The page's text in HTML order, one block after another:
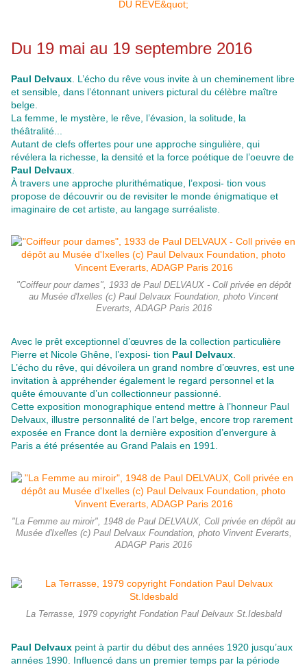
Du 19 mai au 19 septembre 2016
Paul Delvaux . L’écho du rêve vous invite à un cheminement libre
et sensible, dans l’étonnant univers pictural du célèbre maître
belge.
La femme, le mystère, le rêve, l’évasion, la solitude, la
théâtralité...
Autant de clefs offertes pour une approche singulière, qui
révélera la richesse, la densité et la force poétique de l’oeuvre de
Paul Delvaux
À travers une approche plurithématique, l’exposi- tion vous
propose de découvrir ou de revisiter le monde énigmatique et
imaginaire de cet artiste, au langage surréaliste.
"Coiffeur pour dames", 1933 de Paul DELVAUX - Coll privée en dépôt
au Musée d'Ixelles (c) Paul Delvaux Foundation, photo Vincent
Everarts, ADAGP Paris 2016
Avec le prêt exceptionnel d’œuvres de la collection particulière
Pierre et Nicole Ghêne, l’exposi- tion Paul Delvaux
L’écho du rêve, qui dévoilera un grand nombre d’œuvres, est une
invitation à appréhender également le regard personnel et la
quête émouvante d’un collectionneur passionné.
Cette exposition monographique entend mettre à l’honneur Paul
Delvaux, illustre personnalité de l’art belge, encore trop rarement
exposée en France dont la dernière exposition d’envergure à
Paris a été présentée au Grand Palais en 1991.
"La Femme au miroir", 1948 de Paul DELVAUX, Coll privée en dépôt au
Musée d'Ixelles (c) Paul Delvaux Foundation, photo Vinvent Everarts,
ADAGP Paris 2016
La Terrasse, 1979 copyright Fondation Paul Delvaux St.Idesbald
Paul Delvaux peint à partir du début des années 1920 jusqu’aux
années 1990. Influencé dans un premier temps par la période